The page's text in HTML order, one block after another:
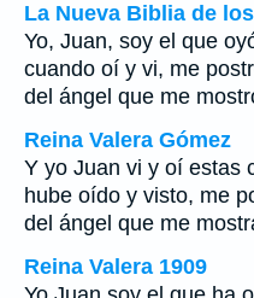
La Nueva Biblia de
Yo, Juan, soy el que
cuando oí y vi, me
del ángel que me
Reina Valera Gómez
Y yo Juan vi y oí estas
hube oído y visto, me
del ángel que me
Reina Valera 1909